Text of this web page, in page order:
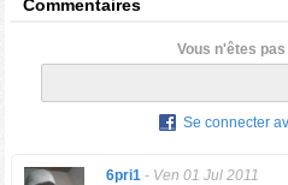
Commentaires
Vous n'êtes
Se connecter
6pri1- Ven 01 Jul 2011